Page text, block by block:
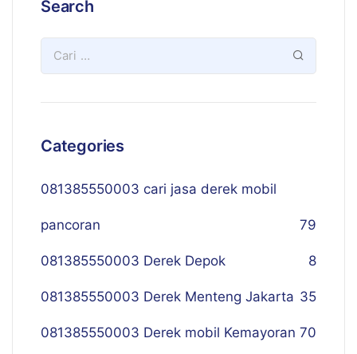
Search
Categories
081385550003 cari jasa derek mobil
pancoran 79
081385550003 Derek Depok 8
081385550003 Derek Menteng Jakarta 35
081385550003 Derek mobil Kemayoran 70